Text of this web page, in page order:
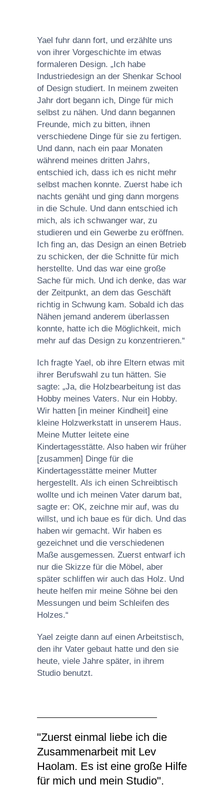
Yael fuhr dann fort, und erzählte uns
von ihrer Vorgeschichte im etwas
formaleren Design. „Ich habe
Industriedesign an der Shenkar School
of Design studiert. In meinem zweiten
Jahr dort begann ich, Dinge für mich
selbst zu nähen. Und dann begannen
Freunde, mich zu bitten, ihnen
verschiedene Dinge für sie zu fertigen.
Und dann, nach ein paar Monaten
während meines dritten Jahrs,
entschied ich, dass ich es nicht mehr
selbst machen konnte. Zuerst habe ich
nachts genäht und ging dann morgens
in die Schule. Und dann entschied ich
mich, als ich schwanger war, zu
studieren und ein Gewerbe zu eröffnen.
Ich fing an, das Design an einen Betrieb
zu schicken, der die Schnitte für mich
herstellte. Und das war eine große
Sache für mich. Und ich denke, das war
der Zeitpunkt, an dem das Geschäft
richtig in Schwung kam. Sobald ich das
Nähen jemand anderem überlassen
konnte, hatte ich die Möglichkeit, mich
mehr auf das Design zu konzentrieren.“
Ich fragte Yael, ob ihre Eltern etwas mit
ihrer Berufswahl zu tun hätten. Sie
sagte: „Ja, die Holzbearbeitung ist das
Hobby meines Vaters. Nur ein Hobby.
Wir hatten [in meiner Kindheit] eine
kleine Holzwerkstatt in unserem Haus.
Meine Mutter leitete eine
Kindertagesstätte. Also haben wir früher
[zusammen] Dinge für die
Kindertagesstätte meiner Mutter
hergestellt. Als ich einen Schreibtisch
wollte und ich meinen Vater darum bat,
sagte er: OK, zeichne mir auf, was du
willst, und ich baue es für dich. Und das
haben wir gemacht. Wir haben es
gezeichnet und die verschiedenen
Maße ausgemessen. Zuerst entwarf ich
nur die Skizze für die Möbel, aber
später schliffen wir auch das Holz. Und
heute helfen mir meine Söhne bei den
Messungen und beim Schleifen des
Holzes.“
Yael zeigte dann auf einen Arbeitstisch,
den ihr Vater gebaut hatte und den sie
heute, viele Jahre später, in ihrem
Studio benutzt.
"Zuerst einmal liebe ich die
Zusammenarbeit mit Lev
Haolam. Es ist eine große Hilfe
für mich und mein Studio".